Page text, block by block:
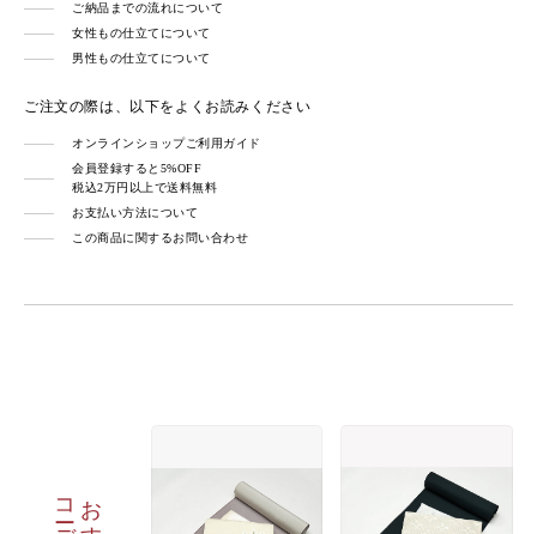
ご納品までの流れについて
女性もの仕立てについて
男性もの仕立てについて
ご注文の際は、以下をよくお読みください
オンラインショップご利用ガイド
会員登録すると5%OFF
税込2万円以上で送料無料
お支払い方法について
この商品に関するお問い合わせ